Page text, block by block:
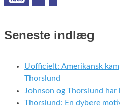
Seneste indlæg
Uofficielt: Amerikansk
Thorslund
Johnson og Thorslund
Thorslund: En dybere